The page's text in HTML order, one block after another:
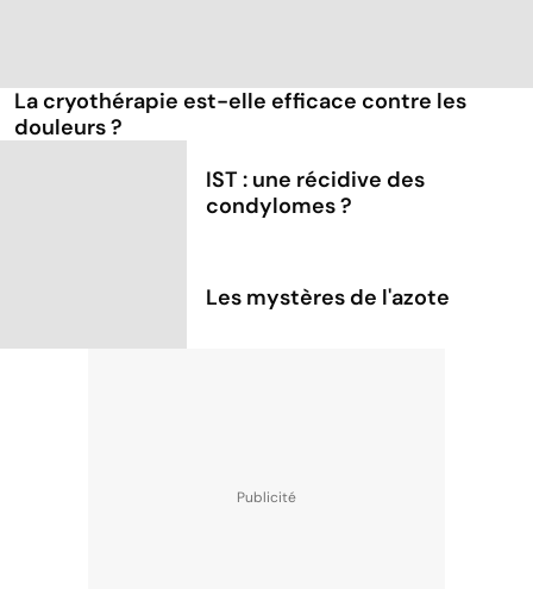
La cryothérapie est-elle efficace contre les
douleurs ?
IST : une récidive des
condylomes ?
Les mystères de l'azote